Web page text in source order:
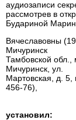
аудиозаписи
рассмотрев в
Будариной
Вячеславовны
Мичуринск
Тамбовской обл.,
Мичуринск, ул.
Мартовская, д.
456-76),
установил: